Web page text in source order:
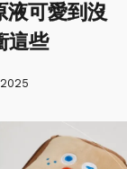
液可愛到沒
這些